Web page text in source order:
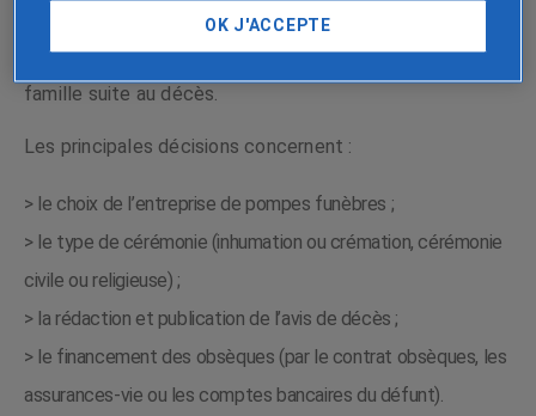
L’organisation des obsèques fait partie des premières
famille suite au décès.
Les principales décisions concernent :
> le choix de l’entreprise de pompes funèbres ;
> le type de cérémonie (inhumation ou crémation, cérémonie
civile ou religieuse) ;
> la rédaction et publication de l’avis de décès ;
> le financement des obsèques (par le contrat obsèques, les
assurances-vie ou les comptes bancaires du défunt).
OK J'ACCEPTE